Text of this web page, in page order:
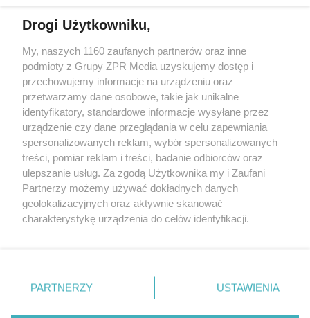
Żaden utwór zamieszczony w serwisie nie może być powielany i
rozpowszechniany lub dalej rozpowszechniany w jakikolwiek sposób (w
tym także elektroniczny lub mechaniczny) na jakimkolwiek polu
eksploatacji w jakiejkolwiek formie, włącznie z umieszczaniem w
Internecie bez pisemnej zgody właściciela praw. Jakiekolwiek użycie lub
wykorzystanie utworów w całości lub w części z naruszeniem prawa,
tzn. bez właściwej zgody, jest zabronione pod groźbą kary i może być
ścigane prawnie.
© 2026 Grupa ZPR Media
Drogi Użytkowniku,
My, naszych 1160 zaufanych partnerów oraz inne
podmioty z Grupy ZPR Media uzyskujemy dostęp i
przechowujemy informacje na urządzeniu oraz
przetwarzamy dane osobowe, takie jak unikalne
identyfikatory, standardowe informacje wysyłane przez
urządzenie czy dane przeglądania w celu zapewniania
spersonalizowanych reklam, wybór spersonalizowanych
treści, pomiar reklam i treści, badanie odbiorców oraz
ulepszanie usług. Za zgodą Użytkownika my i Zaufani
Partnerzy możemy używać dokładnych danych
geolokalizacyjnych oraz aktywnie skanować
charakterystykę urządzenia do celów identyfikacji.
zmienić/wycofać klikając przycisk ustawień prywatności
znajdujący się w lewym dolnym rogu strony
rodzaje przetwarzania danych nie wymagają zgody
PARTNERZY USTAWIENIA